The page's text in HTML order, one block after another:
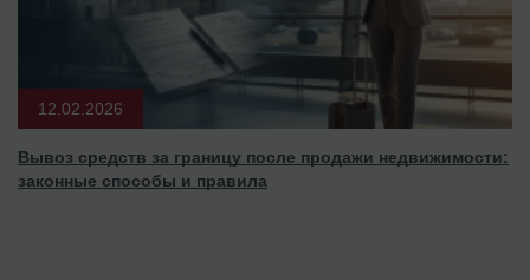
12.02.2026
Вывоз средств за границу после продажи недвижимости:
законные способы и правила